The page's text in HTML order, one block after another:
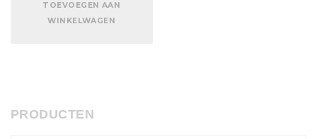
TOEVOEGEN AAN
WINKELWAGEN
PRODUCTEN